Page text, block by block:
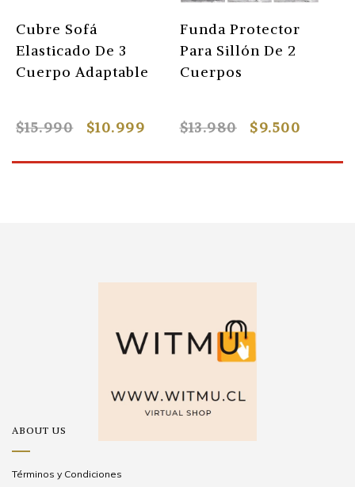
Cubre Sofá
Elasticado De 3
Cuerpo Adaptable
$15.990 $10.999
Funda Protector
Para Sillón De 2
Cuerpos
$13.980 $9.500
ABOUT US
Términos y Condiciones